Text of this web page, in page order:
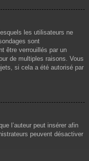
les utilisateurs ne
sont
être verrouillés par un
de multiples raisons. Vous
si cela a été autorisé par
l’auteur peut insérer afin
peuvent désactiver